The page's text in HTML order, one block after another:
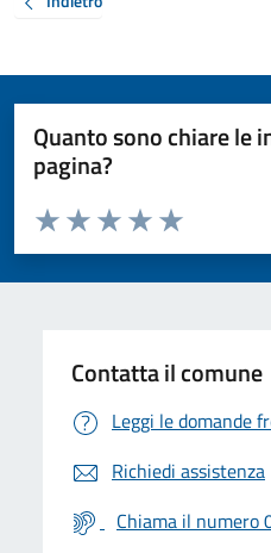
Quanto sono chiare le
pagina?
Valuta da 1 a 5 stelle la pagina
Valuta 5
Valuta 4 stelle su
Valuta 3 stelle su 5
Valuta 2 stelle su 5
Valuta 1 stelle su 5
Contatta il comune
Leggi le domande
Richiedi assistenza
Chiama il numero